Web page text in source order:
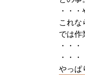
・・
これ
では作
・・・
・・・
やっぱ